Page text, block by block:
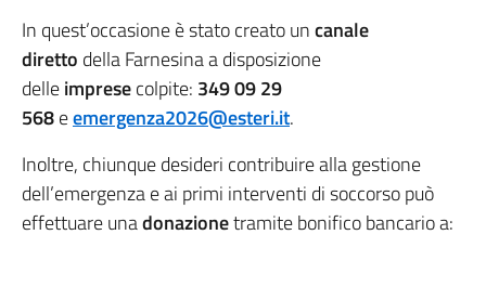
In quest’occasione è stato creato uncanale
diretto della Farnesina a disposizione
delleimpresecolpite: 349 09 29
568eemergenza2026@esteri.it.
Inoltre, chiunque desideri contribuire alla gestione
dell’emergenza e ai primi interventi di soccorso può
effettuare unadonazionetramite bonifico bancario a: